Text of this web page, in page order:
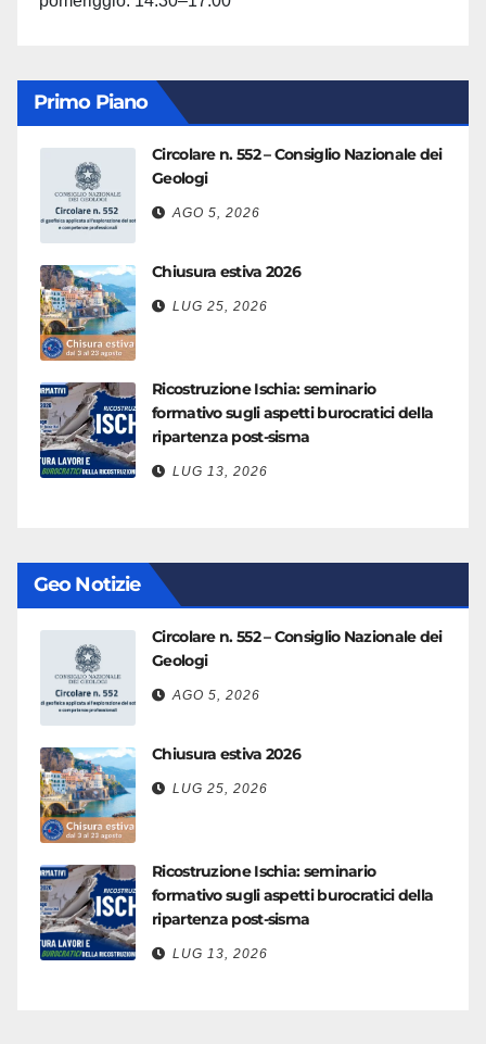
Primo Piano
Circolare n. 552 – Consiglio Nazionale dei
Geologi
AGO 5, 2026
Chiusura estiva 2026
LUG 25, 2026
Ricostruzione Ischia: seminario
formativo sugli aspetti burocratici della
ripartenza post-sisma
LUG 13, 2026
Geo Notizie
Circolare n. 552 – Consiglio Nazionale dei
Geologi
AGO 5, 2026
Chiusura estiva 2026
LUG 25, 2026
Ricostruzione Ischia: seminario
formativo sugli aspetti burocratici della
ripartenza post-sisma
LUG 13, 2026